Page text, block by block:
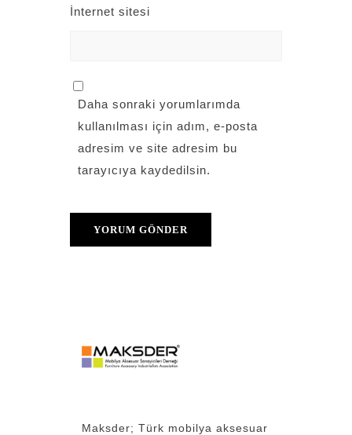
İnternet sitesi
Daha sonraki yorumlarımda
kullanılması için adım, e-posta
adresim ve site adresim bu
tarayıcıya kaydedilsin.
Maksder; Türk mobilya aksesuar